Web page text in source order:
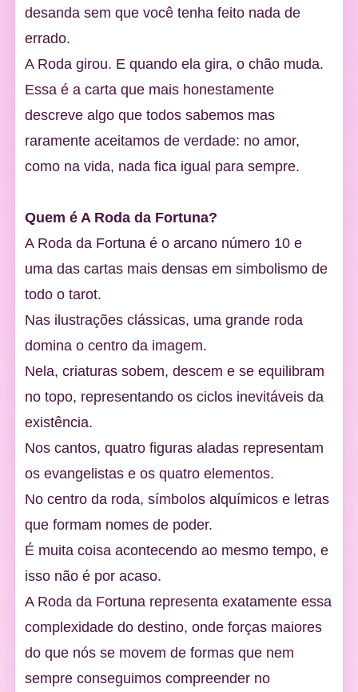
desanda sem que você tenha feito nada de
errado.
A Roda girou. E quando ela gira, o chão muda.
Essa é a carta que mais honestamente
descreve algo que todos sabemos mas
raramente aceitamos de verdade: no amor,
como na vida, nada fica igual para sempre.
Quem é A Roda da Fortuna?
A Roda da Fortuna é o arcano número 10 e
uma das cartas mais densas em simbolismo de
todo o tarot.
Nas ilustrações clássicas, uma grande roda
domina o centro da imagem.
Nela, criaturas sobem, descem e se equilibram
no topo, representando os ciclos inevitáveis da
existência.
Nos cantos, quatro figuras aladas representam
os evangelistas e os quatro elementos.
No centro da roda, símbolos alquímicos e letras
que formam nomes de poder.
É muita coisa acontecendo ao mesmo tempo, e
isso não é por acaso.
A Roda da Fortuna representa exatamente essa
complexidade do destino, onde forças maiores
do que nós se movem de formas que nem
sempre conseguimos compreender no